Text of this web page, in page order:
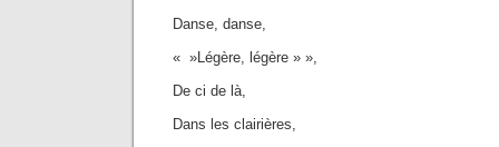
Danse, danse,
« »Légère, légère » »,
De ci de là,
Dans les clairières,